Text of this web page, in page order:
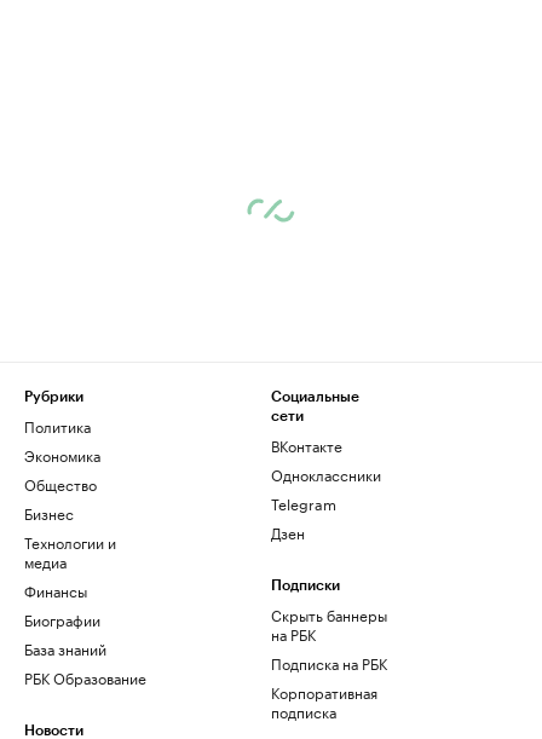
Рубрики
Политика
Экономика
Общество
Бизнес
Технологии и
медиа
Финансы
Биографии
База знаний
РБК Образование
Новости
Социальные
сети
ВКонтакте
Одноклассники
Telegram
Дзен
Подписки
Скрыть баннеры
на РБК
Подписка на РБК
Корпоративная
подписка